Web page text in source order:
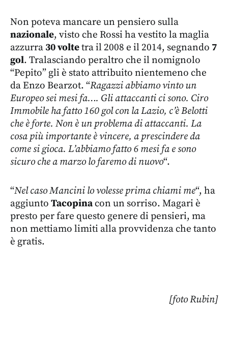
Non poteva mancare un pensiero sulla
nazionale, visto che Rossi ha vestito la maglia
azzurra 30 voltetra il 2008 e il 2014, segnando 7
gol. Tralasciando peraltro che il nomignolo
“Pepito” gli è stato attribuito nientemeno che
da Enzo Bearzot. “Ragazzi abbiamo vinto un
Europeo sei mesi fa…. Gli attaccanti ci sono. Ciro
Immobile ha fatto 160 gol con la Lazio, c’è Belotti
che è forte. Non è un problema di attaccanti. La
cosa più importante è vincere, a prescindere da
come si gioca. L’abbiamo fatto 6 mesi fa e sono
sicuro che a marzo lo faremo di nuovo“.
“Nel caso Mancini lo volesse prima chiami me“, ha
aggiunto Tacopinacon un sorriso. Magari è
presto per fare questo genere di pensieri, ma
non mettiamo limiti alla provvidenza che tanto
è gratis.
[foto Rubin]